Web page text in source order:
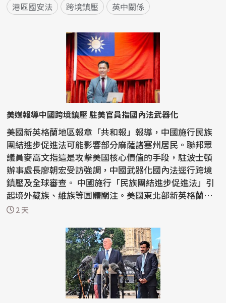
港區國安法 跨境鎮壓 英中關係
美媒報導中國跨境鎮壓 駐美官員指國內法武器化
美國新英格蘭地區報章「共和報」報導，中國施行民族
團結進步促進法可能影響部分麻薩諸塞州居民。聯邦眾
議員麥高文指這是攻擊美國核心價值的手段，駐波士頓
辦事處長廖朝宏受訪強調，中國武器化國內法逕行跨境
鎮壓及全球審查。 中國施行「民族團結進步促進法」引
起境外藏族、維族等團體關注。美國東北部新英格蘭地
區報...
2 天